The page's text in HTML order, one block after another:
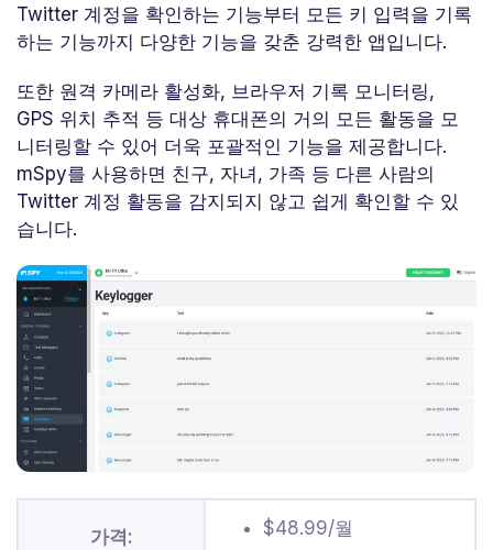
Twitter 계정을 확인하는 기능부터 모든 키 입력을 기록
하는 기능까지 다양한 기능을 갖춘 강력한 앱입니다.
또한 원격 카메라 활성화, 브라우저 기록 모니터링,
GPS 위치 추적 등 대상 휴대폰의 거의 모든 활동을 모
니터링할 수 있어 더욱 포괄적인 기능을 제공합니다.
mSpy를 사용하면 친구, 자녀, 가족 등 다른 사람의
Twitter 계정 활동을 감지되지 않고 쉽게 확인할 수 있
습니다.
가격: $48.99/월